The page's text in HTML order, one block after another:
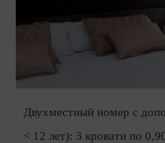
Двухместный номер с
< 12 лет): 3 кровати по